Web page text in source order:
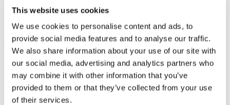
This website uses cookies
We use cookies to personalise content and ads, to
provide social media features and to analyse our traffic.
We also share information about your use of our site with
our social media, advertising and analytics partners who
may combine it with other information that you’ve
provided to them or that they’ve collected from your use
of their services.